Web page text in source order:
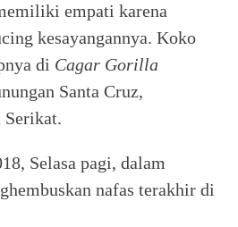
empati karena
kesayangannya. Koko
di Cagar Gorilla
Santa Cruz,
Selasa pagi, dalam
nafas terakhir di